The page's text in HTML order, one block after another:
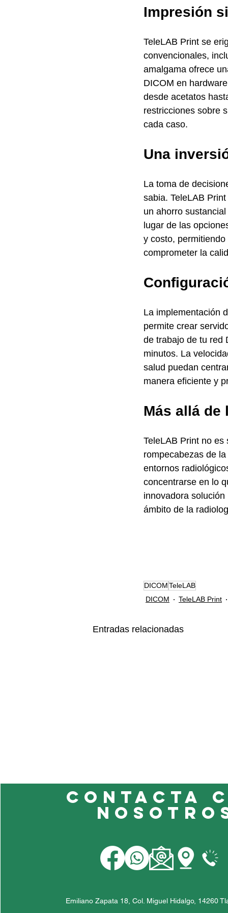
Impresión
TeleLAB Print se
convencionales,
amalgama ofrece
DICOM en
desde acetatos
restricciones sobre
cada caso.
Una
La toma de
sabia. TeleLAB
un ahorro
lugar de las
y costo,
comprometer la
La implementación
permite crear
de trabajo de tu red
minutos. La
salud puedan
manera eficiente y
Más allá de
TeleLAB Print no
rompecabezas de
entornos
concentrarse en lo
innovadora
ámbito de la
DICOMTeleLAB
DICOM
TeleLAB Print
Entradas relacionadas
Impresión Fotográfica
Contacta
Emiliano Zapata 18, Col. Miguel Hidalgo, 14260